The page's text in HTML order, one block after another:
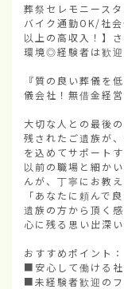
葬祭セレモニース
バイク通勤OK/社
以上の高収入！】
環境◎経験者は歓迎
『質の良い葬儀を
儀会社！無借金経
大切な人との最後
残されたご遺族が
を込めてサポート
以前の職場と細か
んが、丁寧にお教
「あなたに頼んで
遺族の方から頂く
心に残る思い出深
おすすめポイント：
■安心して働ける
■未経験者歓迎の